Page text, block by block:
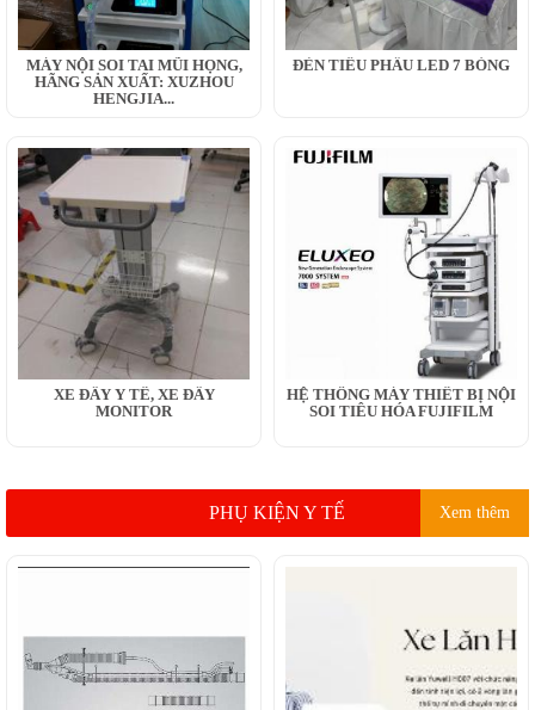
MÁY NỘI SOI TAI MŨI HỌNG,
HÃNG SẢN XUẤT: XUZHOU
HENGJIA...
ĐÈN TIỂU PHẪU LED 7 BÓNG
XE ĐẨY Y TẾ, XE ĐẨY
MONITOR
HỆ THỐNG MÁY THIẾT BỊ NỘI
SOI TIÊU HÓA FUJIFILM
PHỤ KIỆN Y TẾ Xem thêm